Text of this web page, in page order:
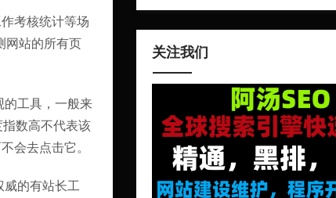
考核统计等场
网站的所有页
工具，一般来
数高不代表该
会去点击它。
威的有站长工
关注我们